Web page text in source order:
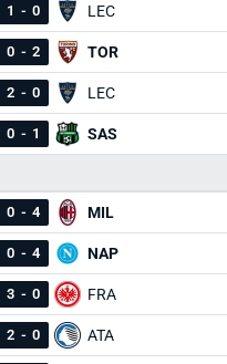
1 - 0 LEC
0 - 2 TOR
2 - 0 LEC
0 - 1 SAS
0 - 4 MIL
0 - 4 NAP
3 - 0 FRA
2 - 0 ATA